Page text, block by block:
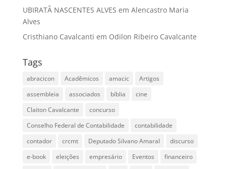
UBIRATÃ NASCENTES ALVES em Alencastro Maria
Alves
Cristhiano Cavalcanti em Odilon Ribeiro Cavalcante
Tags
abracicon Acadêmicos amacic
Artigos
assembleia
associados bíblia
cine
Claiton Cavalcante
concurso
Conselho Federal de Contabilidade
contabilidade
contador
crcmt Deputado Silvano Amaral
discurso
e-book
eleições empresário Eventos
financeiro